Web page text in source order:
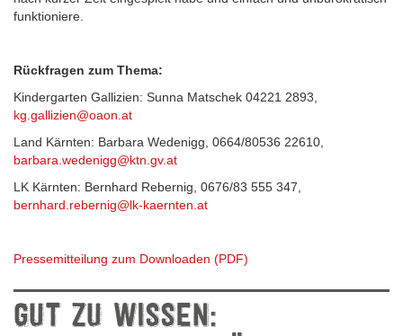
funktioniere.
Rückfragen zum Thema:
Kindergarten Gallizien: Sunna Matschek 04221 2893,
kg.gallizien@oaon.at
Land Kärnten: Barbara Wedenigg, 0664/80536 22610,
barbara.wedenigg@ktn.gv.at
LK Kärnten: Bernhard Rebernig, 0676/83 555 347,
bernhard.rebernig@lk-kaernten.at
Pressemitteilung zum Downloaden (PDF)
GUT ZU WISSEN: